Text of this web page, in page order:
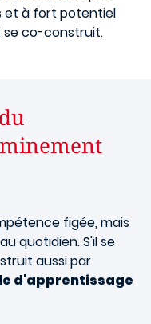
et à fort potentiel
se co-construit.
figée, mais
quotidien. S'il se
aussi par
d'apprentissage